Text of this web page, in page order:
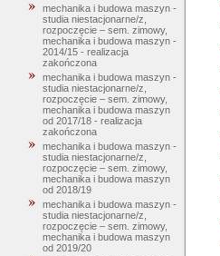
mechanika i budowa maszyn -
studia niestacjonarne/z,
rozpoczęcie – sem. zimowy,
mechanika i budowa maszyn -
2014/15 - realizacja
zakończona
mechanika i budowa maszyn -
studia niestacjonarne/z,
rozpoczęcie – sem. zimowy,
mechanika i budowa maszyn
od 2017/18 - realizacja
zakończona
mechanika i budowa maszyn -
studia niestacjonarne/z,
rozpoczęcie – sem. zimowy,
mechanika i budowa maszyn
od 2018/19
mechanika i budowa maszyn -
studia niestacjonarne/z,
rozpoczęcie – sem. zimowy,
mechanika i budowa maszyn
od 2019/20